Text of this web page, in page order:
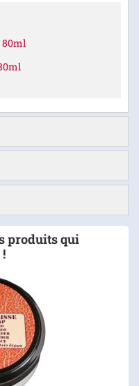
80ml
produits qui